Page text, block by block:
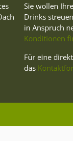
Sie wollen
Drinks
in Anspruch
Konditionen
Für eine
das